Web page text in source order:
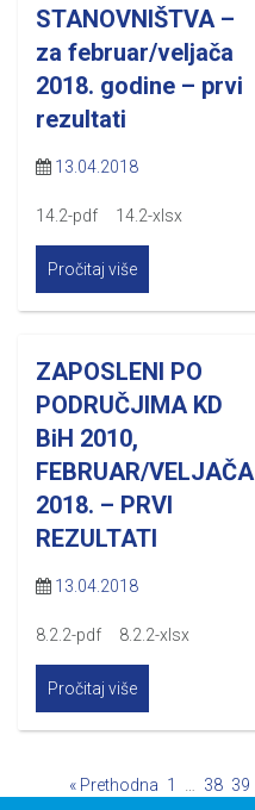
STANOVNIŠTVA –
za februar/veljača
2018. godine – prvi
rezultati
13.04.2018
14.2-pdf 14.2-xlsx
Pročitaj više
ZAPOSLENI PO
PODRUČJIMA KD
BiH 2010,
FEBRUAR/VELJAČA
2018. – PRVI
REZULTATI
13.04.2018
8.2.2-pdf 8.2.2-xlsx
Pročitaj više
« Prethodna 1 38 39